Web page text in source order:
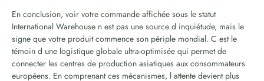
En conclusion, voir votre commande affichée sous le statut
International Warehouse n est pas une source d inquiétude, mais le
signe que votre produit commence son périple mondial. C est le
témoin d une logistique globale ultra-optimisée qui permet de
connecter les centres de production asiatiques aux consommateurs
européens. En comprenant ces mécanismes, l attente devient plus